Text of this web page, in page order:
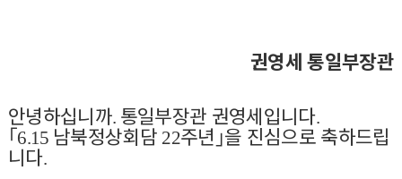
권영세 통일부장관
안녕하십니까. 통일부장관 권영세입니다.
｢6.15 남북정상회담 22주년 ｣을 진심으로 축하드립
니다.